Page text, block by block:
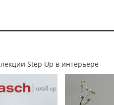
Step Up в интерьере